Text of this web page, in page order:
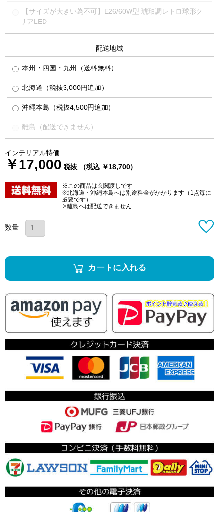
【サイズが大きい為不可】E26/60W型 琥珀調レトロ球形ク
リアLED
配送地域
本州・四国・九州（送料無料）
北海道（税抜3,000円追加）
沖縄本島（税抜4,500円追加）
離島（配送できません）
インテリアル特価
￥17,000 税抜 （税込 ￥18,700）
※この商品は玄関渡しです
※北海道・沖縄本島へは別途料金がかかります（1点毎に
必要です）
※離島へは配送できません
数量：
カートに入れる